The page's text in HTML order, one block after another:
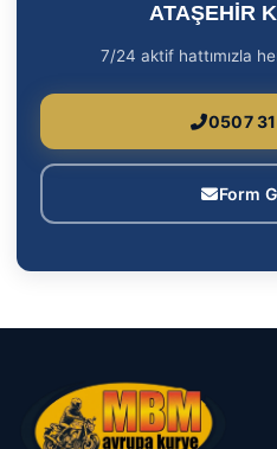
ATAŞEHİR
7/24 aktif hattımızla
0507
Form